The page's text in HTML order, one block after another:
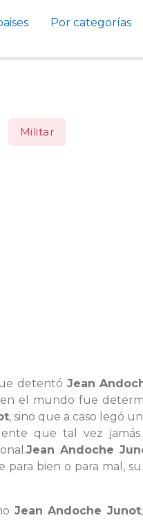
Por categorías
Militar
detentó Jean
el mundo fue
, sino que a caso legó
que tal vez jamás
Jean Andoche
bien o para mal,
Jean Andoche Junot